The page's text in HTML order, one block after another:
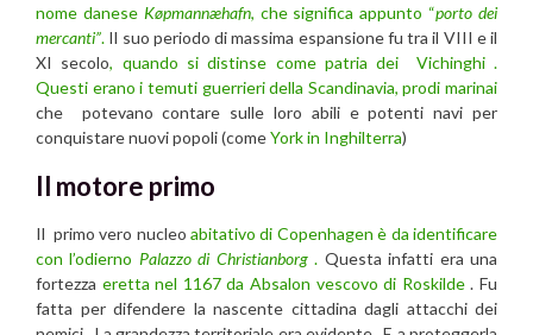
nome danese Køpmannæhafn, che significa appunto “porto dei
mercanti”. Il suo periodo di massima espansione fu tra il VIII e il
XI secolo, quando si distinse come patria dei Vichinghi .
Questi erano i temuti guerrieri della Scandinavia, prodi marinai
che potevano contare sulle loro abili e potenti navi per
conquistare nuovi popoli (comeYork in Inghilterra)
Il motore primo
Il primo vero nucleo abitativo di Copenhagen è da identificare
con l’odierno Palazzo di Christianborg. Questa infatti era una
fortezza eretta nel 1167 da Absalon vescovo di Roskilde. Fu
fatta per difendere la nascente cittadina dagli attacchi dei